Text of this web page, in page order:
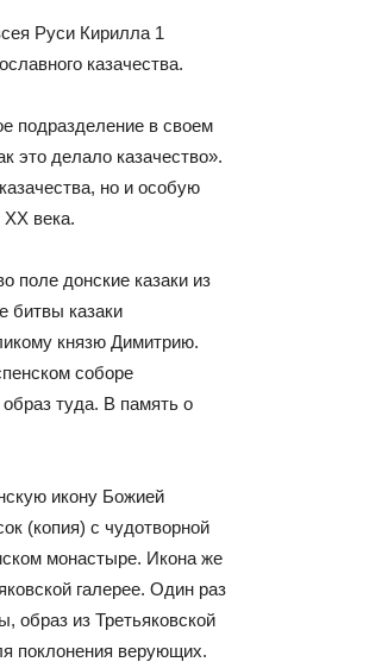
Руси Кирилла 1
казачества.
подразделение в своем
это делало казачество».
но и особую
века.
поле донские казаки из
битвы казаки
князю Димитрию.
соборе
туда. В память о
икону Божией
(копия) с чудотворной
монастыре. Икона же
галерее. Один раз
образ из Третьяковской
поклонения верующих.